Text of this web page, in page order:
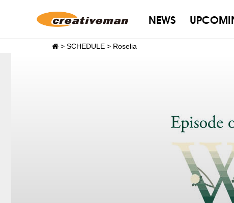
NEWS
> SCHEDULE > Roselia